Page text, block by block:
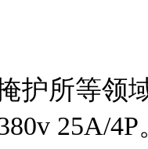
护所等领
25A/4P